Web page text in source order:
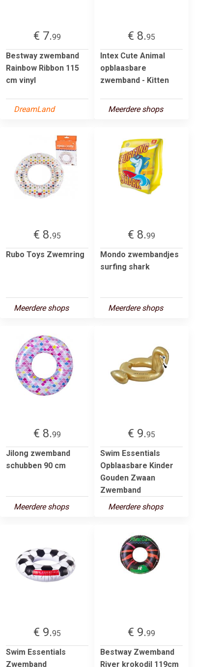
€ 7.99
Bestway zwemband
Rainbow Ribbon 115
cm vinyl
DreamLand
€ 8.95
Intex Cute Animal
opblaasbare
zwemband - Kitten
Meerdere shops
€ 8.95
Rubo Toys Zwemring
Meerdere shops
€ 8.99
Mondo zwembandjes
surfing shark
Meerdere shops
€ 8.99
Jilong zwemband
schubben 90 cm
Meerdere shops
€ 9.95
Swim Essentials
Opblaasbare Kinder
Gouden Zwaan
Zwemband
Meerdere shops
€ 9.95
Swim Essentials
Zwemband
€ 9.99
Bestway Zwemband
River krokodil 119cm